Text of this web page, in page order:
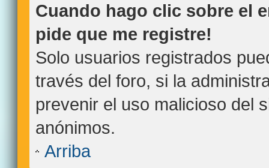
Cuando hago clic sobre el
pide que me registre!
Solo usuarios registrados
través del foro, si la
prevenir el uso malicioso del
anónimos.
Arriba